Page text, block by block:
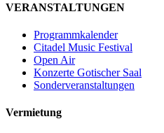
VERANSTALTUNGEN
Programmkalender
Citadel Music Festival
Open Air
Konzerte Gotischer Saal
Sonderveranstaltungen
Vermietung